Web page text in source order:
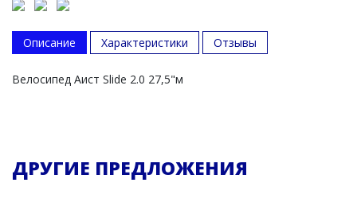
Описание Характеристики Отзывы
Велосипед Аист Slide 2.0 27,5"м
ДРУГИЕ ПРЕДЛОЖЕНИЯ